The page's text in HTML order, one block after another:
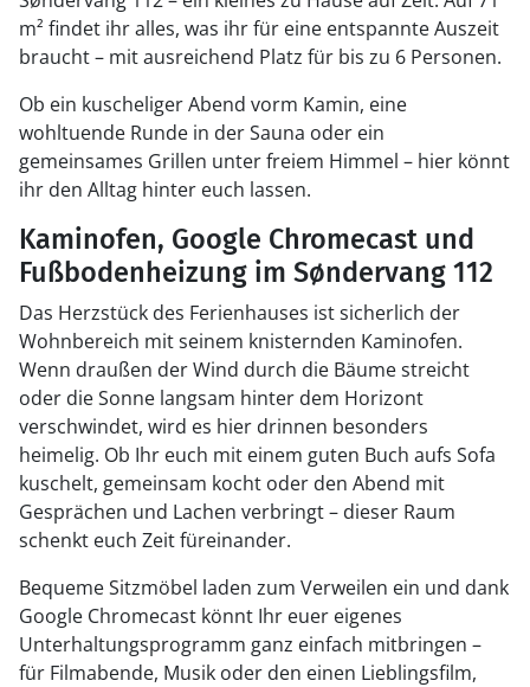
m² findet ihr alles, was ihr für eine entspannte Auszeit
braucht – mit ausreichend Platz für bis zu 6 Personen.
Ob ein kuscheliger Abend vorm Kamin, eine
wohltuende Runde in der Sauna oder ein
gemeinsames Grillen unter freiem Himmel – hier könnt
ihr den Alltag hinter euch lassen.
Kaminofen, Google Chromecast und
Fußbodenheizung im Søndervang 112
Das Herzstück des Ferienhauses ist sicherlich der
Wohnbereich mit seinem knisternden Kaminofen.
Wenn draußen der Wind durch die Bäume streicht
oder die Sonne langsam hinter dem Horizont
verschwindet, wird es hier drinnen besonders
heimelig. Ob Ihr euch mit einem guten Buch aufs Sofa
kuschelt, gemeinsam kocht oder den Abend mit
Gesprächen und Lachen verbringt – dieser Raum
schenkt euch Zeit füreinander.
Bequeme Sitzmöbel laden zum Verweilen ein und dank
Google Chromecast könnt Ihr euer eigenes
Unterhaltungsprogramm ganz einfach mitbringen –
für Filmabende, Musik oder den einen Lieblingsfilm,